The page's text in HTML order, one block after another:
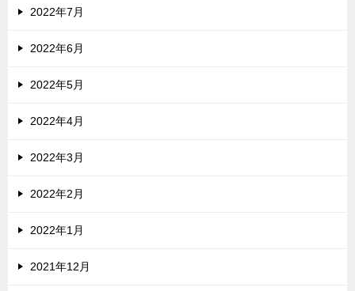
2022年7月
2022年6月
2022年5月
2022年4月
2022年3月
2022年2月
2022年1月
2021年12月